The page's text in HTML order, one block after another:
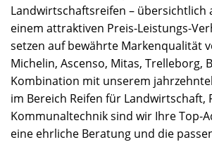
Landwirtschaftsreifen – übersichtlich
einem attraktiven Preis-Leistungs-
setzen auf bewährte Markenqualität
Michelin, Ascenso, Mitas, Trelleborg,
Kombination mit unserem
im Bereich Reifen für Landwirtschaft,
Kommunaltechnik sind wir Ihre Top-
eine ehrliche Beratung und die